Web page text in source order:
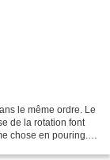
le même ordre. Le
de la rotation font
chose en pouring.